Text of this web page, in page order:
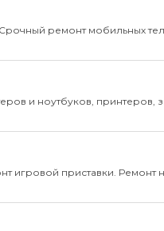
Срочный ремонт мобильных
и ноутбуков, принтеров,
игровой приставки. Ремонт